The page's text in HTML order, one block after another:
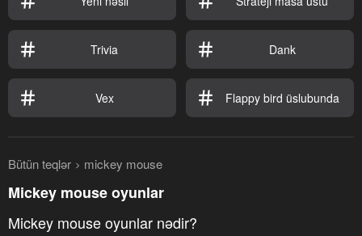
Trivia Dank
Vex Flappy bird üslubunda
Bütün teqlər mickey mouse
Mickey mouse oyunlar
Mickey mouse oyunlar nədir?